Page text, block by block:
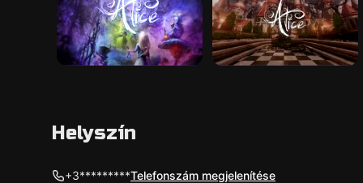
Helyszín
+3*********Telefonszám megjelenítése